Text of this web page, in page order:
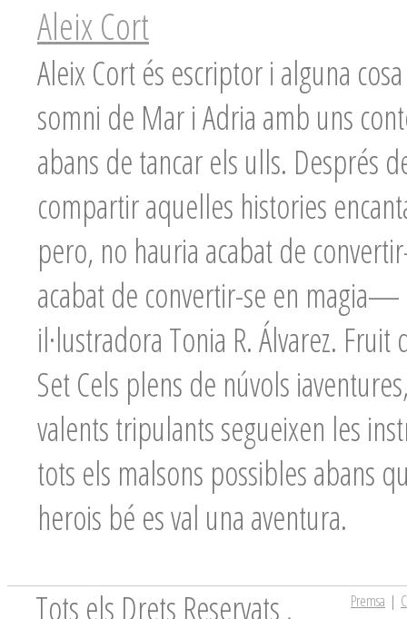
Aleix Cort
Aleix Cort és escriptor i alguna
somni de Mar i Adria amb uns
abans de tancar els ulls. Després
compartir aquelles histories
pero, no hauria acabat de
acabat de convertir-se en magia—
il·lustradora Tonia R. Álvarez.
Set Cels plens de núvols
valents tripulants segueixen les
tots els malsons possibles abans
herois bé es val una aventura.
Tots els Drets Reservats . Premsa |